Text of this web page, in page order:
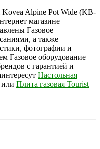
Kovea Alpine Pot Wide (KB-
магазине
Газовое
а также
фотографии и
Газовое оборудование
с гарантией и
Настольная
или Плита газовая Tourist